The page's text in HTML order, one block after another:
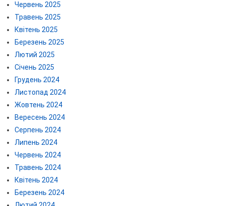
Червень 2025
Травень 2025
Квітень 2025
Березень 2025
Лютий 2025
Січень 2025
Грудень 2024
Листопад 2024
Жовтень 2024
Вересень 2024
Серпень 2024
Липень 2024
Червень 2024
Травень 2024
Квітень 2024
Березень 2024